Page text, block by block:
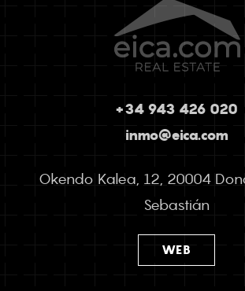
+34 943 426 020
inmo@eica.com
Okendo Kalea, 12, 20004
Sebastián
WEB